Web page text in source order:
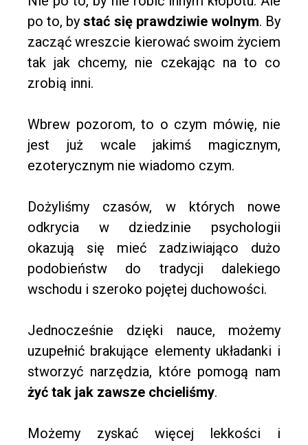
po to, bystać się prawdziwie wolnym. By
zacząć wreszcie kierować swoim życiem
tak jak chcemy, nie czekając na to co
zrobią inni.
Wbrew pozorom, to o czym mówię, nie
jest już wcale jakimś magicznym,
ezoterycznym nie wiadomo czym.
Dożyliśmy czasów, w których nowe
odkrycia w dziedzinie psychologii
okazują się mieć zadziwiająco dużo
podobieństw do tradycji dalekiego
wschodu i szeroko pojętej duchowości.
Jednocześnie dzięki nauce, możemy
uzupełnić brakujące elementy układanki i
stworzyć narzędzia, które pomogą nam
żyć tak jak zawsze chcieliśmy.
Możemy zyskać więcej lekkości i